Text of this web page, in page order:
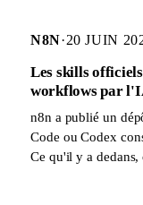
N8N·20 JUIN
Les skills
workflows par
n8n a publié un
Code ou Codex
Ce qu'il y a